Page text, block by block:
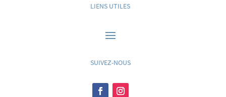
LIENS UTILES
SUIVEZ-NOUS